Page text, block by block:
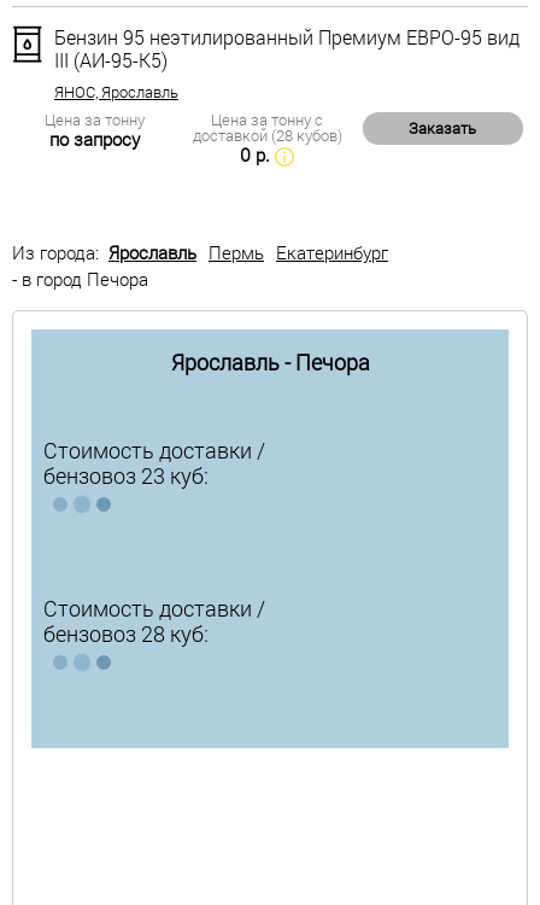
Бензин 95 неэтилированный Премиум ЕВРО-95 вид
III (АИ-95-К5)
ЯНОС, Ярославль
Цена за тонну
по запросу
Цена за тонну с
доставкой (28 кубов)
0 р.
Заказать
Из города: Ярославль Пермь Екатеринбург
- в город Печора
Ярославль - Печора
Стоимость доставки /
бензовоз 23 куб:
Стоимость доставки /
бензовоз 28 куб: